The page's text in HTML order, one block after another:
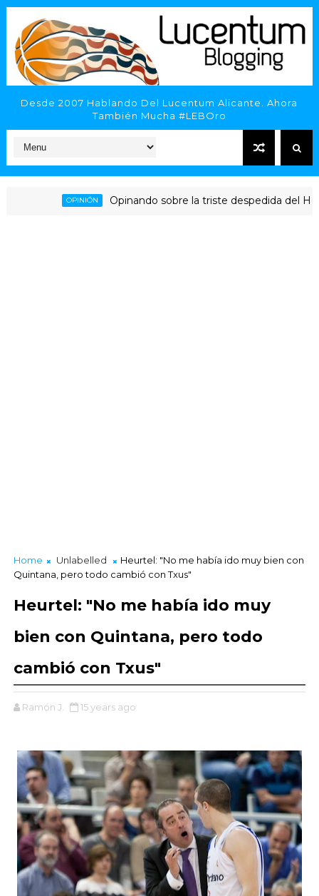
Desde 2007 Hablando Del Lucentum Alicante. Ahora
También Mucha #LEBOro
OPINIÓN Opinando sobre la triste despedida del HLA
Home Unlabelled
Heurtel: "No me había ido muy bien con
Quintana, pero todo cambió con Txus"
Heurtel: "No me había ido muy
bien con Quintana, pero todo
cambió con Txus"
Ramón J. 15 years ago